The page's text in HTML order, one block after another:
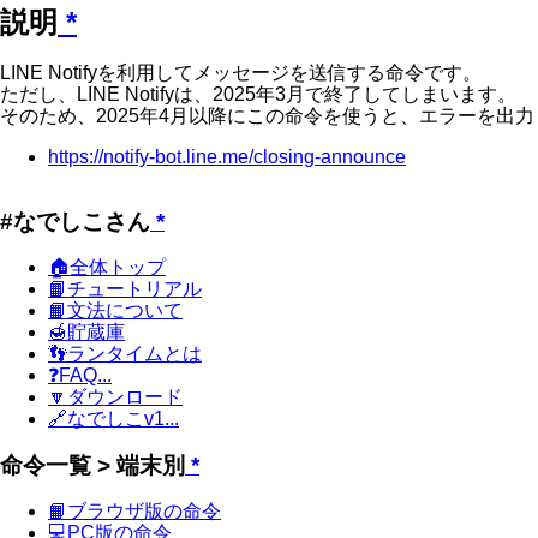
説明 *
LINE Notifyを利用してメッセージを送信する命令です。
ただし、LINE Notifyは、2025年3月で終了してしまいます。
そのため、2025年4月以降にこの命令を使うと、エラーを出力
https://notify-bot.line.me/closing-announce
#なでしこさん *
🏠全体トップ
📙チュートリアル
📙文法について
🍯貯蔵庫
👣ランタイムとは
❓FAQ...
🔽ダウンロード
🔗なでしこv1...
命令一覧 > 端末別 *
📙ブラウザ版の命令
💻PC版の命令